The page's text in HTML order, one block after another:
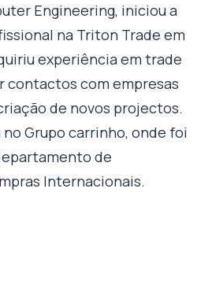
Engineering, iniciou a
na Triton Trade em
experiência em trade
contactos com empresas
de novos projectos.
no Grupo carrinho, onde foi
de
Internacionais.